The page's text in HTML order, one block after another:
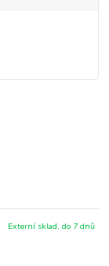
Externí sklad, do 7 dnů